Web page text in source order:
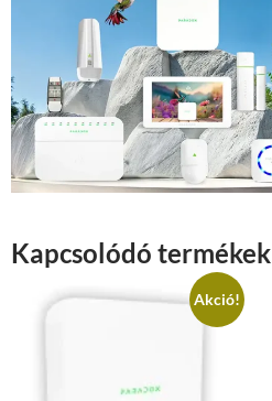
Kapcsolódó termékek
Akció!